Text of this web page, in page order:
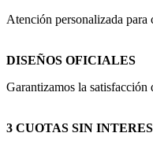
Atención personalizada para
DISEÑOS OFICIALES
Garantizamos la satisfacción
3 CUOTAS SIN INTERES